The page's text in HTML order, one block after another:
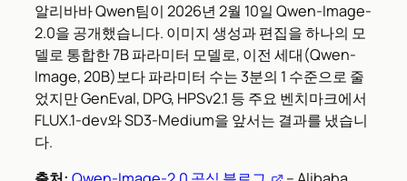
알리바바 Qwen팀이 2026년 2월 10일 Qwen-Image-
2.0을 공개했습니다. 이미지 생성과 편집을 하나의 모
델로 통합한 7B 파라미터 모델로, 이전 세대(Qwen-
Image, 20B)보다 파라미터 수는 3분의 1 수준으로 줄
었지만 GenEval, DPG, HPSv2.1 등 주요 벤치마크에서
FLUX.1-dev와 SD3-Medium을 앞서는 결과를 냈습니
다.